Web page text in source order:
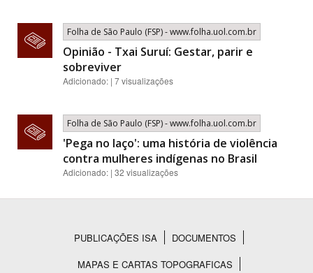
Folha de São Paulo (FSP) - www.folha.uol.com.br
Opinião - Txai Suruí: Gestar, parir e
sobreviver
Adicionado: | 7 visualizações
Folha de São Paulo (FSP) - www.folha.uol.com.br
'Pega no laço': uma história de violência
contra mulheres indígenas no Brasil
Adicionado: | 32 visualizações
Rodapé
PUBLICAÇÕES ISA
DOCUMENTOS
MAPAS E CARTAS TOPOGRAFICAS